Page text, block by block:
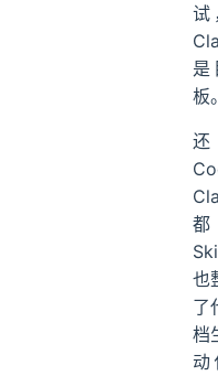
试
是
板。
也
了
档
动